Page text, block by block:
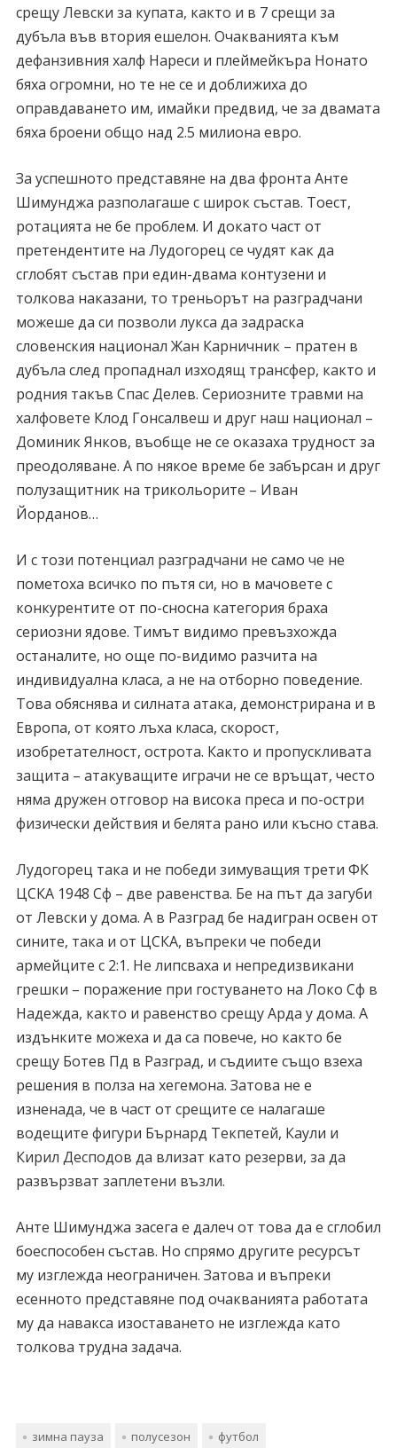
срещу Левски за купата, както и в 7 срещи за
дубъла във втория ешелон. Очакванията към
дефанзивния халф Нареси и плеймейкъра Нонато
бяха огромни, но те не се и доближиха до
оправдаването им, имайки предвид, че за двамата
бяха броени общо над 2.5 милиона евро.
За успешното представяне на два фронта Анте
Шимунджа разполагаше с широк състав. Тоест,
ротацията не бе проблем. И докато част от
претендентите на Лудогорец се чудят как да
сглобят състав при един-двама контузени и
толкова наказани, то треньорът на разградчани
можеше да си позволи лукса да задраска
словенския национал Жан Карничник – пратен в
дубъла след пропаднал изходящ трансфер, както и
родния такъв Спас Делев. Сериозните травми на
халфовете Клод Гонсалвеш и друг наш национал –
Доминик Янков, въобще не се оказаха трудност за
преодоляване. А по някое време бе забърсан и друг
полузащитник на трикольорите – Иван
Йорданов…
И с този потенциал разградчани не само че не
пометоха всичко по пътя си, но в мачовете с
конкурентите от по-сносна категория браха
сериозни ядове. Тимът видимо превъзхожда
останалите, но още по-видимо разчита на
индивидуална класа, а не на отборно поведение.
Това обяснява и силната атака, демонстрирана и в
Европа, от която лъха класа, скорост,
изобретателност, острота. Както и пропускливата
защита – атакуващите играчи не се връщат, често
няма дружен отговор на висока преса и по-остри
физически действия и белята рано или късно става.
Лудогорец така и не победи зимуващия трети ФК
ЦСКА 1948 Сф – две равенства. Бе на път да загуби
от Левски у дома. А в Разград бе надигран освен от
сините, така и от ЦСКА, въпреки че победи
армейците с 2:1. Не липсваха и непредизвикани
грешки – поражение при гостуването на Локо Сф в
Надежда, както и равенство срещу Арда у дома. А
издънките можеха и да са повече, но както бе
срещу Ботев Пд в Разград, и съдиите също взеха
решения в полза на хегемона. Затова не е
изненада, че в част от срещите се налагаше
водещите фигури Бърнард Текпетей, Каули и
Кирил Десподов да влизат като резерви, за да
развързват заплетени възли.
Анте Шимунджа засега е далеч от това да е сглобил
боеспособен състав. Но спрямо другите ресурсът
му изглежда неограничен. Затова и въпреки
есенното представяне под очакванията работата
му да навакса изоставането не изглежда като
толкова трудна задача.
зимна пауза полусезон футбол